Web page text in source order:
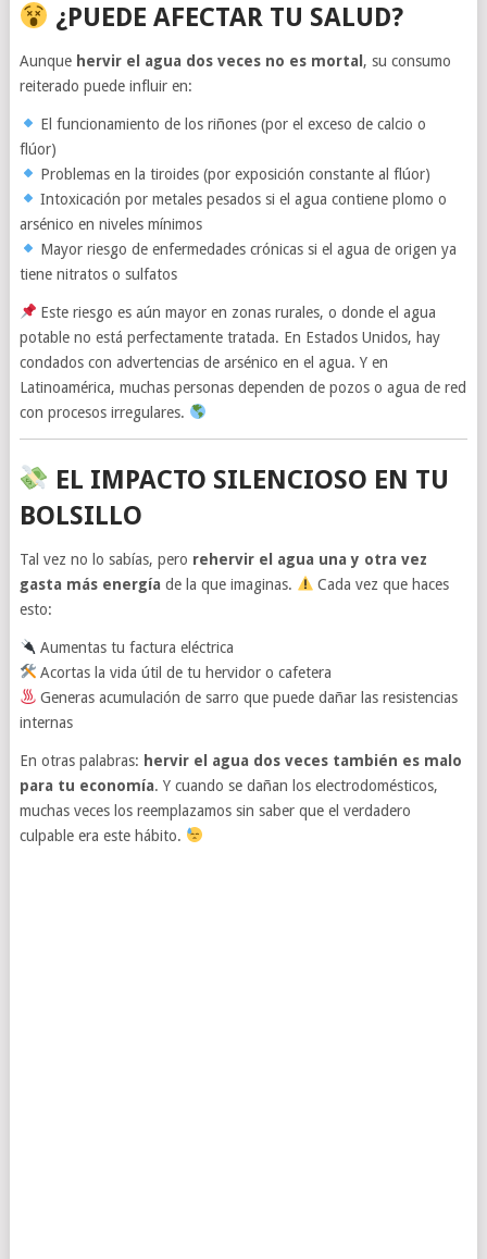
¿PUEDE AFECTAR TU SALUD?
Aunque hervir el agua dos veces no es mortal , su consumo
reiterado puede influir en:
El funcionamiento de los riñones (por el exceso de calcio o
flúor)
Problemas en la tiroides (por exposición constante al flúor)
Intoxicación por metales pesados si el agua contiene plomo o
arsénico en niveles mínimos
Mayor riesgo de enfermedades crónicas si el agua de origen ya
tiene nitratos o sulfatos
Este riesgo es aún mayor en zonas rurales, o donde el agua
potable no está perfectamente tratada. En Estados Unidos, hay
condados con advertencias de arsénico en el agua. Y en
Latinoamérica, muchas personas dependen de pozos o agua de red
con procesos irregulares.
EL IMPACTO SILENCIOSO EN TU
BOLSILLO
Tal vez no lo sabías, pero rehervir el agua una y otra vez
gasta más energía de la que imaginas.
Cada vez que haces
esto:
Aumentas tu factura eléctrica
Acortas la vida útil de tu hervidor o cafetera
Generas acumulación de sarro que puede dañar las resistencias
internas
En otras palabras: hervir el agua dos veces también es malo
para tu economía. Y cuando se dañan los electrodomésticos,
muchas veces los reemplazamos sin saber que el verdadero
culpable era este hábito.